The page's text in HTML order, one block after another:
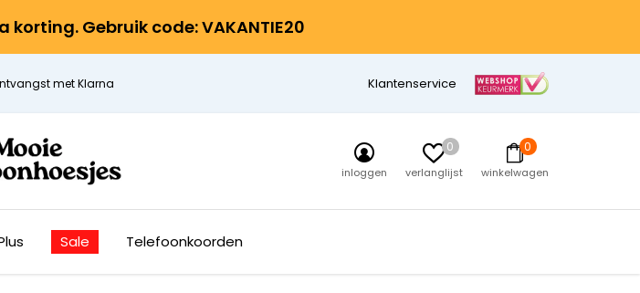
Gebruik code: VAKANTIE20
met Klarna Klantenservice
inloggen
0
verlanglijst
0
winkelwagen
Sale Telefoonkoorden